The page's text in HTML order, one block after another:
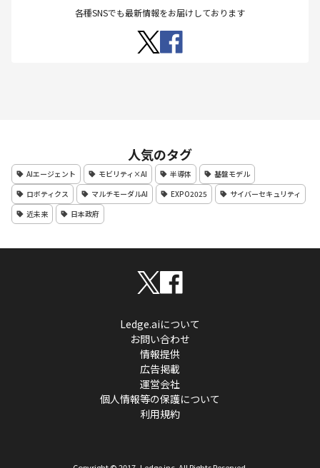
各種SNSでも最新情報をお届けしております
人気のタグ
AIエージェント モビリティ×AI 半導体
基盤モデル
ロボティクス
マルチモーダルAI EXPO2025
サイバーセキュリティ
近未来
日本政府
Ledge.aiについて
お問い合わせ
情報提供
広告掲載
運営会社
個人情報等の保護について
利用規約